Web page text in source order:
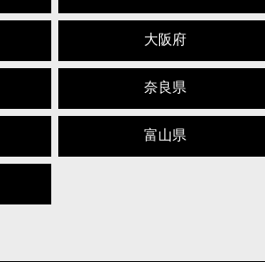
大阪府
奈良県
富山県